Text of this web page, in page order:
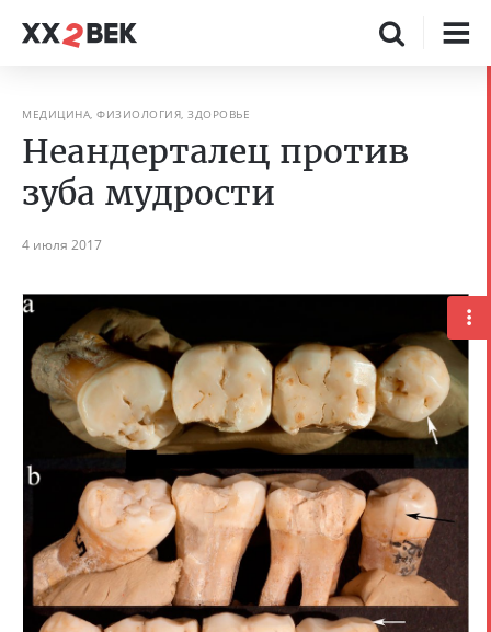
МЕДИЦИНА, ФИЗИОЛОГИЯ, ЗДОРОВЬЕ
Неандерталец против
зуба мудрости
4 июля 2017